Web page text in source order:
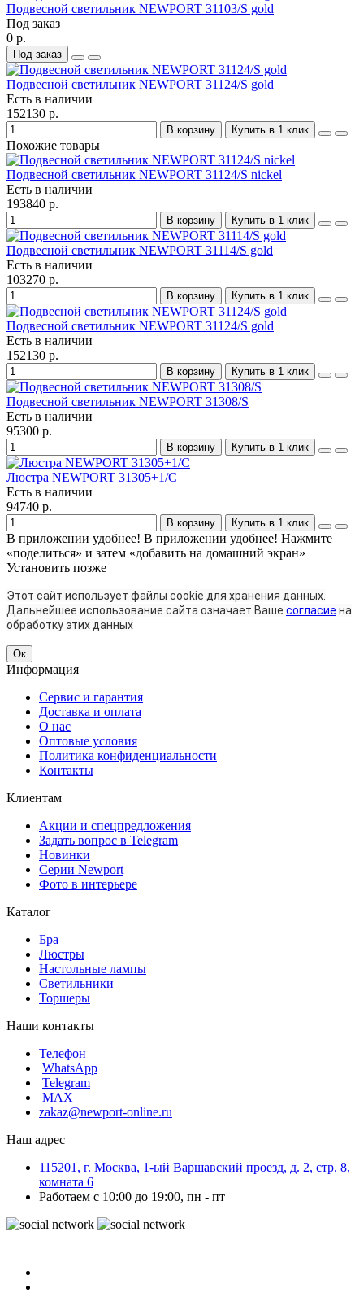
Подвесной светильник NEWPORT 31103/S gold
Под заказ
0 р.
Под заказ
Подвесной светильник NEWPORT 31124/S gold
Есть в наличии
152130 р.
В корзину Купить в 1 клик
Похожие товары
Подвесной светильник NEWPORT 31124/S nickel
Есть в наличии
193840 р.
В корзину Купить в 1 клик
Подвесной светильник NEWPORT 31114/S gold
Есть в наличии
103270 р.
В корзину Купить в 1 клик
Подвесной светильник NEWPORT 31124/S gold
Есть в наличии
152130 р.
В корзину Купить в 1 клик
Подвесной светильник NEWPORT 31308/S
Есть в наличии
95300 р.
В корзину Купить в 1 клик
Люстра NEWPORT 31305+1/C
Есть в наличии
94740 р.
В корзину Купить в 1 клик
В приложении удобнее! В приложении удобнее! Нажмите
«поделиться» и затем «добавить на домашний экран»
Установить позже
Этот сайт использует файлы cookie для хранения данных.
Дальнейшее использование сайта означает Ваше согласие на
обработку этих данных
Ок
Информация
Сервис и гарантия
Доставка и оплата
О нас
Оптовые условия
Политика конфиденциальности
Контакты
Клиентам
Акции и спецпредложения
Задать вопрос в Telegram
Новинки
Серии Newport
Фото в интерьере
Каталог
Бра
Люстры
Настольные лампы
Светильники
Торшеры
Наши контакты
Телефон
WhatsApp
Telegram
MAX
zakaz@newport-online.ru
Наш адрес
115201, г. Москва, 1-ый Варшавский проезд, д. 2, стр. 8,
комната 6
Работаем с 10:00 до 19:00, пн - пт